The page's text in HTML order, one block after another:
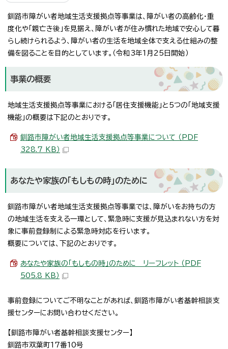
釧路市障がい者地域生活支援拠点等事業は、障がい者の高齢化・重
度化や「親亡き後」を見据え、障がい者が住み慣れた地域で安心して暮
らし続けられるよう、障がい者の生活を地域全体で支える仕組みの整
備を図ることを目的としています。（令和3年1月25日開始）
事業の概要
地域生活支援拠点等事業における「居住支援機能」と5つの「地域支援
機能」の概要は下記のとおりです。
釧路市障がい者地域生活支援拠点等事業について （PDF
328.7 KB）
あなたや家族の「もしもの時」のために
釧路市障がい者地域生活支援拠点等事業では、障がいをお持ちの方
の地域生活を支える一環として、緊急時に支援が見込まれない方を対
象に事前登録制による緊急時対応を行います。
概要については、下記のとおりです。
あなたや家族の「もしもの時」のために リーフレット （PDF
505.8 KB）
事前登録についてご不明なことがあれば、釧路市障がい者基幹相談支
援センターにお問い合わせください。
【釧路市障がい者基幹相談支援センター】
釧路市双葉町17番10号